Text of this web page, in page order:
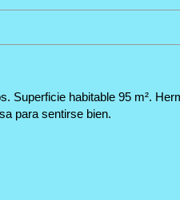
Superficie habitable 95 m².
para sentirse bien.